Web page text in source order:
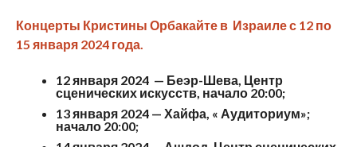
Концерты Кристины Орбакайте в Израиле с 12 по
15 января 2024 года.
12 января 2024 — Беэр-Шева, Центр
сценических искусств, начало 20:00;
13 января 2024 — Хайфа, « Аудиториум»;
начало 20:00;